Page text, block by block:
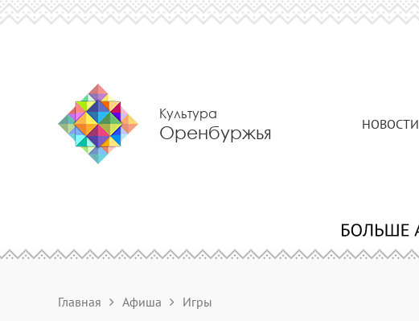
Культура
Оренбуржья НОВОСТИ
Главная Афиша Игры